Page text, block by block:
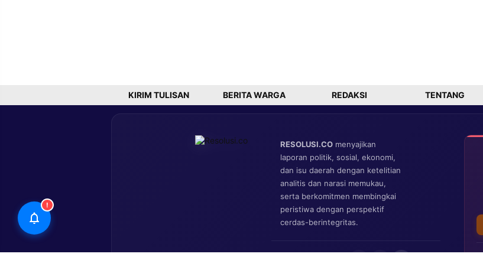
KIRIM TULISAN BERITA WARGA REDAKSI TENTANG
RESOLUSI.CO menyajikan
laporan politik, sosial, ekonomi,
dan isu daerah dengan ketelitian
analitis dan narasi memukau,
serta berkomitmen membingkai
peristiwa dengan perspektif
cerdas-berintegritas.
!